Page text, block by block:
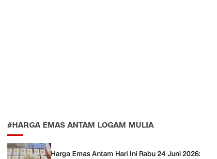
#HARGA EMAS ANTAM LOGAM MULIA
Harga Emas Antam Hari Ini Rabu 24 Juni 2026: